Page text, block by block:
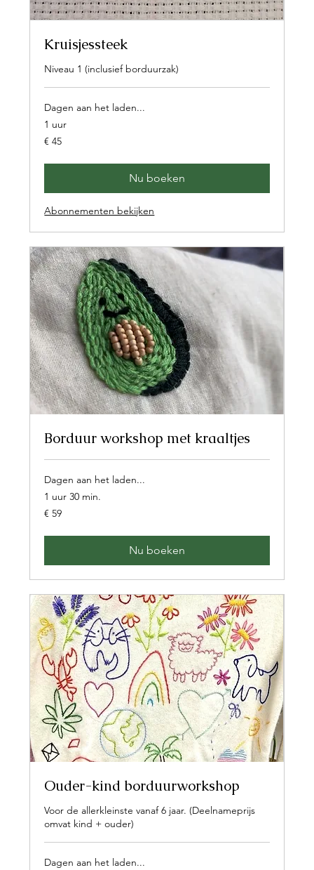
Kruisjessteek
Niveau 1 (inclusief borduurzak)
Dagen aan het laden...
1 uur
45
euro
€ 45
Nu boeken
Abonnementen bekijken
Borduur workshop met kraaltjes
Dagen aan het laden...
1 uur 30 min.
59
euro
€ 59
Nu boeken
Ouder-kind borduurworkshop
Voor de allerkleinste vanaf 6 jaar. (Deelnameprijs
omvat kind + ouder)
Dagen aan het laden...